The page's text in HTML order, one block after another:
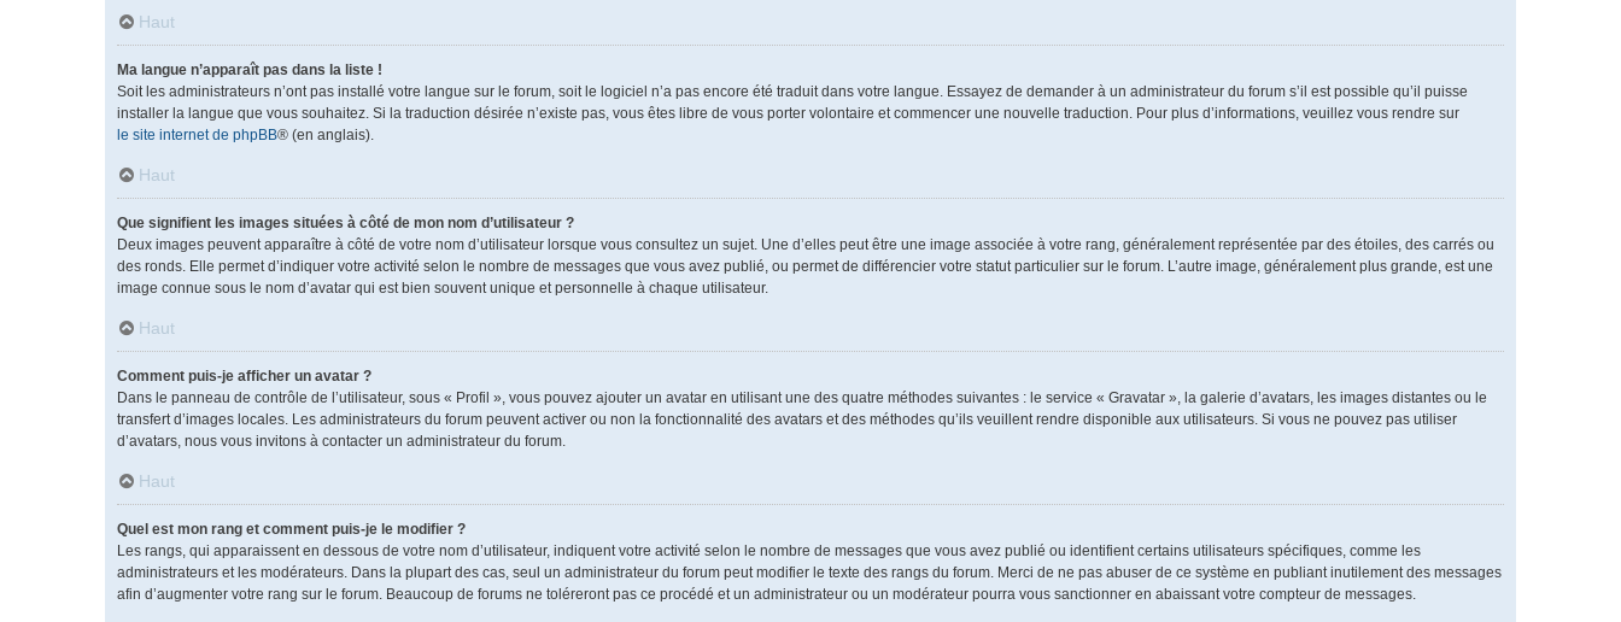
Haut
Ma langue n’apparaît pas dans la liste !
Soit les administrateurs n’ont pas installé votre langue sur le forum, soit le logiciel n’a pas encore été traduit dans votre langue. Essayez de demander à un administrateur du forum s’il est possible qu’il puisse
installer la langue que vous souhaitez. Si la traduction désirée n’existe pas, vous êtes libre de vous porter volontaire et commencer une nouvelle traduction. Pour plus d’informations, veuillez vous rendre sur
le site internet de phpBB® (en anglais).
Haut
Que signifient les images situées à côté de mon nom d’utilisateur ?
Deux images peuvent apparaître à côté de votre nom d’utilisateur lorsque vous consultez un sujet. Une d’elles peut être une image associée à votre rang, généralement représentée par des étoiles, des carrés ou
des ronds. Elle permet d’indiquer votre activité selon le nombre de messages que vous avez publié, ou permet de différencier votre statut particulier sur le forum. L’autre image, généralement plus grande, est une
image connue sous le nom d’avatar qui est bien souvent unique et personnelle à chaque utilisateur.
Haut
Comment puis-je afficher un avatar ?
Dans le panneau de contrôle de l’utilisateur, sous « Profil », vous pouvez ajouter un avatar en utilisant une des quatre méthodes suivantes : le service « Gravatar », la galerie d’avatars, les images distantes ou le
transfert d’images locales. Les administrateurs du forum peuvent activer ou non la fonctionnalité des avatars et des méthodes qu’ils veuillent rendre disponible aux utilisateurs. Si vous ne pouvez pas utiliser
d’avatars, nous vous invitons à contacter un administrateur du forum.
Haut
Quel est mon rang et comment puis-je le modifier ?
Les rangs, qui apparaissent en dessous de votre nom d’utilisateur, indiquent votre activité selon le nombre de messages que vous avez publié ou identifient certains utilisateurs spécifiques, comme les
administrateurs et les modérateurs. Dans la plupart des cas, seul un administrateur du forum peut modifier le texte des rangs du forum. Merci de ne pas abuser de ce système en publiant inutilement des messages
afin d’augmenter votre rang sur le forum. Beaucoup de forums ne toléreront pas ce procédé et un administrateur ou un modérateur pourra vous sanctionner en abaissant votre compteur de messages.